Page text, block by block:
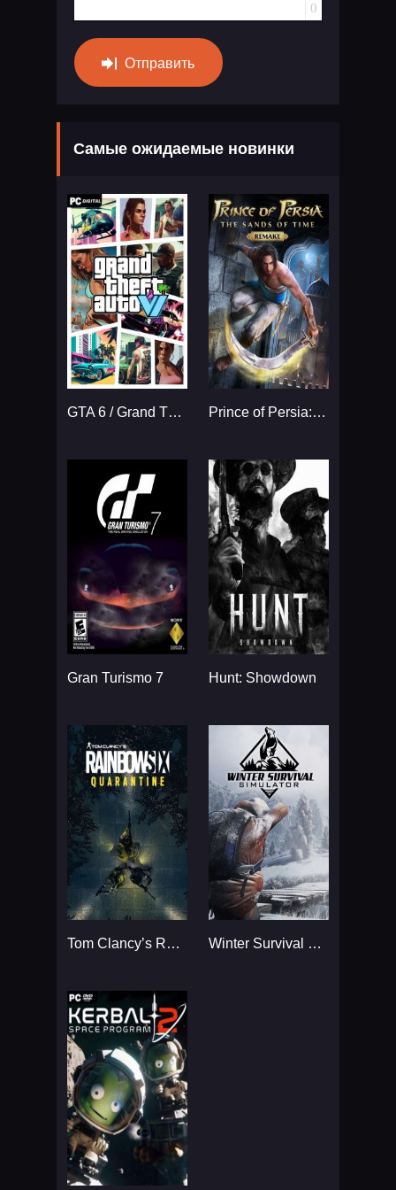
0
Отправить
Самые ожидаемые новинки
GTA 6 / Grand Theft Auto VI Prince of Persia: The Sands
Gran Turismo 7 Hunt: Showdown
Tom Clancy’s Rainbow Six Winter Survival Simulator